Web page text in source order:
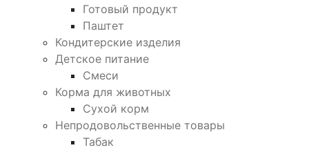
Готовый продукт
Паштет
Кондитерские изделия
Детское питание
Смеси
Корма для животных
Сухой корм
Непродовольственные товары
Табак